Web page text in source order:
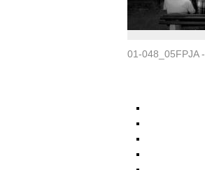
01-048_05FPJA -